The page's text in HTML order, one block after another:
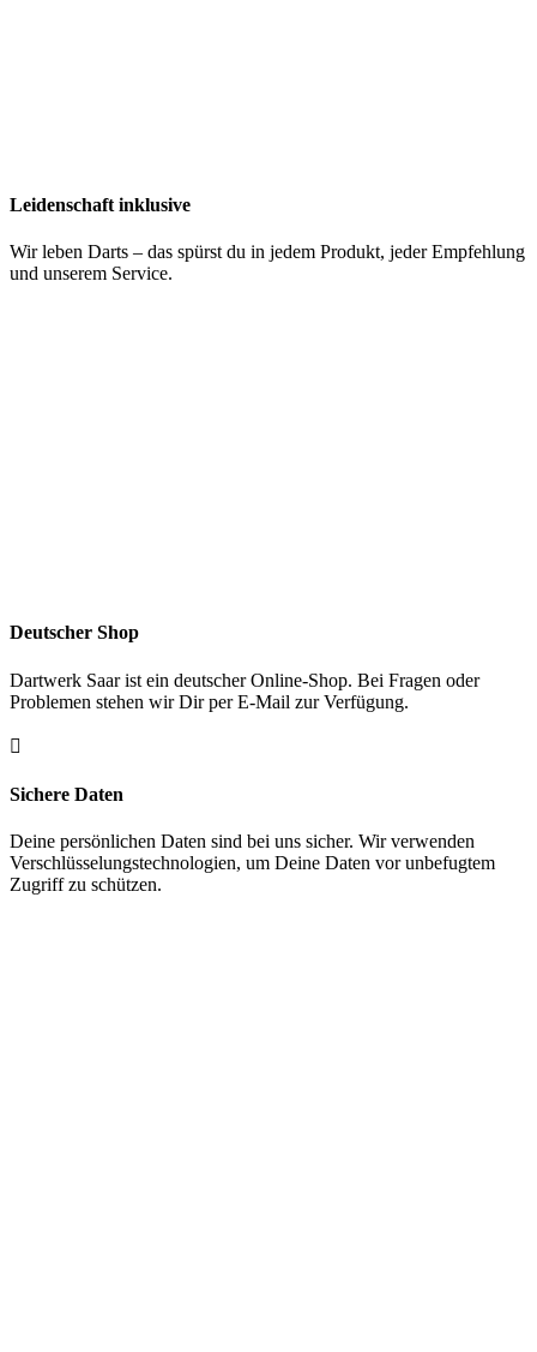
Leidenschaft inklusive
Wir leben Darts – das spürst du in jedem Produkt, jeder Empfehlung
und unserem Service.
Deutscher Shop
Dartwerk Saar ist ein deutscher Online-Shop. Bei Fragen oder
Problemen stehen wir Dir per E-Mail zur Verfügung.

Sichere Daten
Deine persönlichen Daten sind bei uns sicher. Wir verwenden
Verschlüsselungstechnologien, um Deine Daten vor unbefugtem
Zugriff zu schützen.